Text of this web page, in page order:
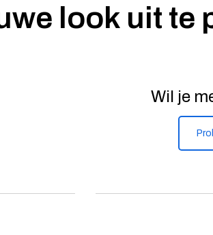
look uit te
Wil je